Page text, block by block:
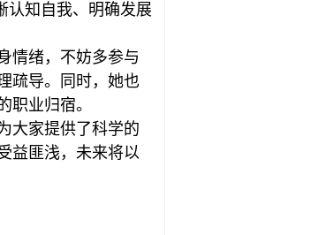
认知自我、明确发展
情绪，不妨多参与
疏导。同时，她也
业归宿。
大家提供了科学的
益匪浅，未来将以